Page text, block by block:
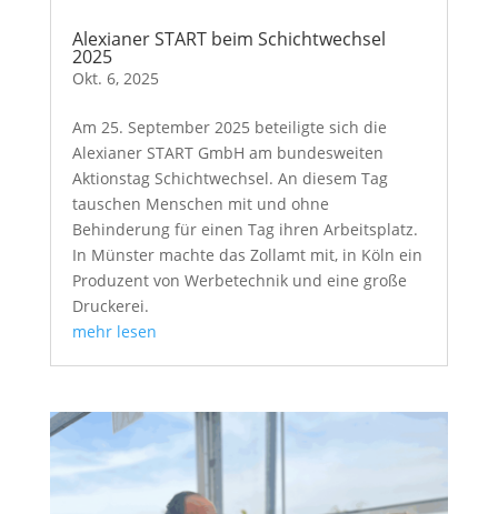
Alexianer START beim Schichtwechsel
2025
Okt. 6, 2025
Am 25. September 2025 beteiligte sich die
Alexianer START GmbH am bundesweiten
Aktionstag Schichtwechsel. An diesem Tag
tauschen Menschen mit und ohne
Behinderung für einen Tag ihren Arbeitsplatz.
In Münster machte das Zollamt mit, in Köln ein
Produzent von Werbetechnik und eine große
Druckerei.
mehr lesen